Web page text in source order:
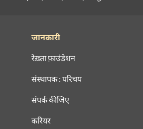
जानकारी
रेख़्ता फ़ाउंडेशन
संस्थापक : परिचय
संपर्क कीजिए
करियर